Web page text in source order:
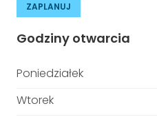
ZAPLANUJ
Godziny otwarcia
Poniedziałek
Wtorek